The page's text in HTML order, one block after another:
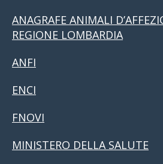
ANAGRAFE ANIMALI
REGIONE LOMBARDIA
ANFI
ENCI
FNOVI
MINISTERO DELLA SALUTE